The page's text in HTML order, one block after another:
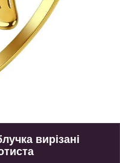
вирізані